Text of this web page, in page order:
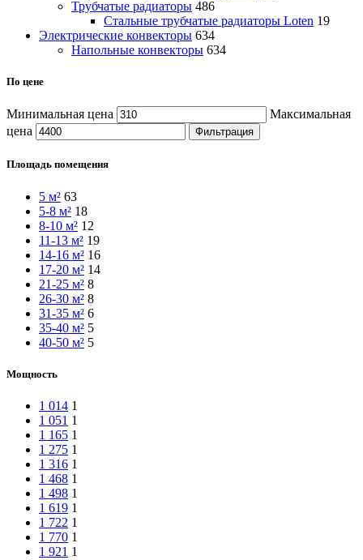
Трубчатые радиаторы 486
Cтальные трубчатые радиаторы Loten 19
Электрические конвекторы 634
Напольные конвекторы 634
По цене
Минимальная цена
Максимальная
цена
Фильтрация
Площадь помещения
5 м² 63
5-8 м² 18
8-10 м² 12
11-13 м² 19
14-16 м² 16
17-20 м² 14
21-25 м² 8
26-30 м² 8
31-35 м² 6
35-40 м² 5
40-50 м² 5
Мощность
1 014 1
1 051 1
1 165 1
1 275 1
1 316 1
1 468 1
1 498 1
1 619 1
1 722 1
1 770 1
1 921 1